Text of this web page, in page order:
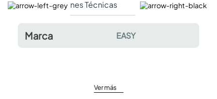
Especificaciones Técnicas Comentarios y
Marca EASY
Ver más